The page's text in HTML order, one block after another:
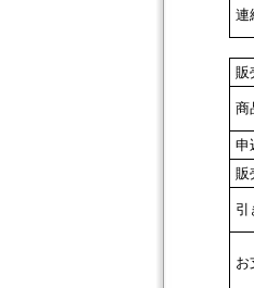
連
販
商
申
販
引
お